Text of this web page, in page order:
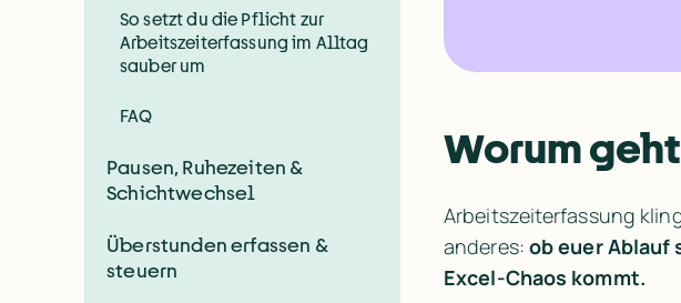
So setzt du die Pflicht zur
Arbeitszeiterfassung im Alltag
sauber um
FAQ
Pausen, Ruhezeiten &
Schichtwechsel
Überstunden erfassen &
steuern
Worum
Arbeitszeiterfassung
anderes: ob euer Ablauf
Excel-Chaos kommt.